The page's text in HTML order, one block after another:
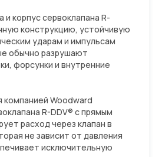
и корпус сервоклапана R-
конструкцию, устойчивую
ударам и импульсам
обычно разрушают
форсунки и внутренние
компанией Woodward
R-DDV® с прямым
расход через клапан в
не зависит от давления
исключительную